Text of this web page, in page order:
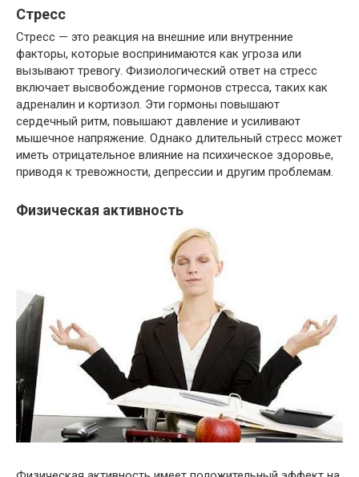
Стресс
Стресс — это реакция на внешние или внутренние
факторы, которые воспринимаются как угроза или
вызывают тревогу. Физиологический ответ на стресс
включает высвобождение гормонов стресса, таких как
адреналин и кортизол. Эти гормоны повышают
сердечный ритм, повышают давление и усиливают
мышечное напряжение. Однако длительный стресс может
иметь отрицательное влияние на психическое здоровье,
приводя к тревожности, депрессии и другим проблемам.
Физическая активность